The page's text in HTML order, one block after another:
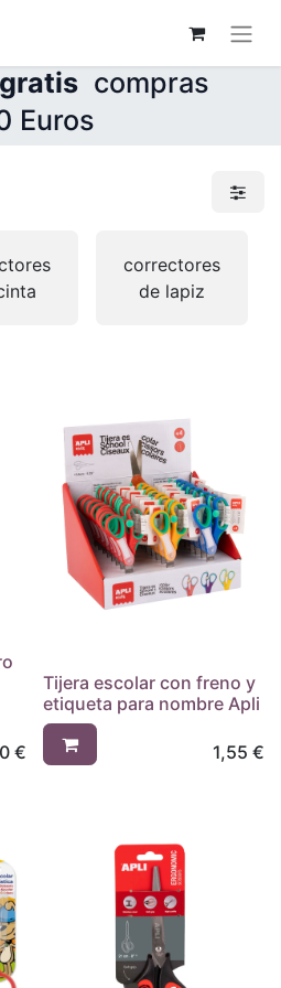
compras
Euros
correctores
de lapiz
€
Tijera escolar con freno y
etiqueta para nombre Apli
1,55 €